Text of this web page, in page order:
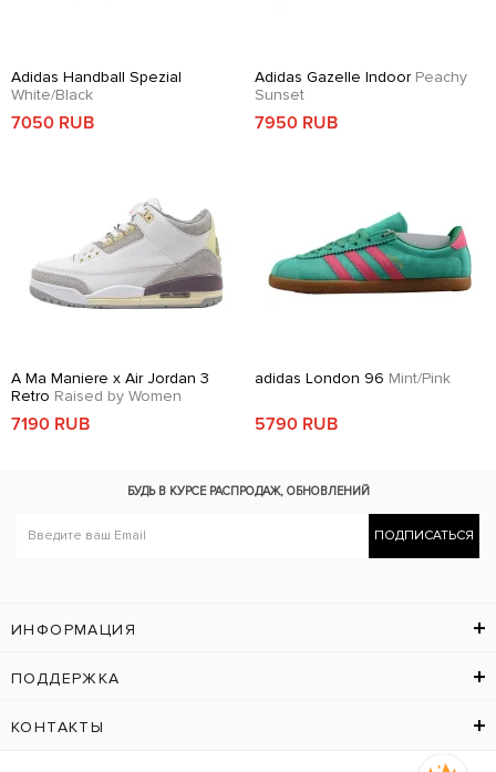
Adidas Handball Spezial
White/Black
7050 RUB
Adidas Gazelle Indoor Peachy
Sunset
7950 RUB
A Ma Maniere x Air Jordan 3
Retro Raised by Women
7190 RUB
adidas London 96 Mint/Pink
5790 RUB
БУДЬ В КУРСЕ РАСПРОДАЖ, ОБНОВЛЕНИЙ
ПОДПИСАТЬСЯ
ИНФОРМАЦИЯ
ПОДДЕРЖКА
КОНТАКТЫ